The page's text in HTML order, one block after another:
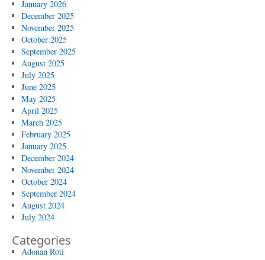
January 2026
December 2025
November 2025
October 2025
September 2025
August 2025
July 2025
June 2025
May 2025
April 2025
March 2025
February 2025
January 2025
December 2024
November 2024
October 2024
September 2024
August 2024
July 2024
Categories
Adonan Roti